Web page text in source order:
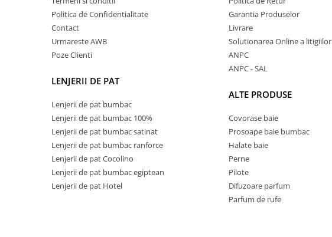
Politica de Confidentialitate
Contact
Urmareste AWB
Poze Clienti
LENJERII DE PAT
Lenjerii de pat bumbac
Lenjerii de pat bumbac 100%
Lenjerii de pat bumbac satinat
Lenjerii de pat bumbac ranforce
Lenjerii de pat Cocolino
Lenjerii de pat bumbac egiptean
Lenjerii de pat Hotel
Garantia Produselor
Livrare
Solutionarea Online a litigiilor
ANPC
ANPC - SAL
ALTE PRODUSE
Covorase baie
Prosoape baie bumbac
Halate baie
Perne
Pilote
Difuzoare parfum
Parfum de rufe